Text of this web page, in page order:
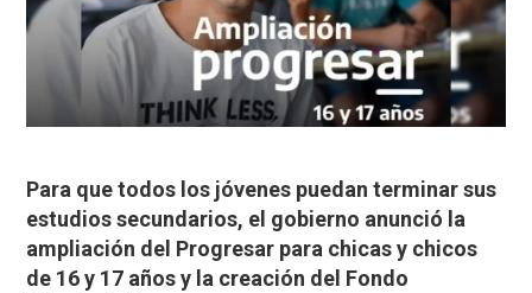
Para que todos los jóvenes puedan terminar sus
estudios secundarios, el gobierno anunció la
ampliación del Progresar para chicas y chicos
de 16 y 17 años y la creación del Fondo